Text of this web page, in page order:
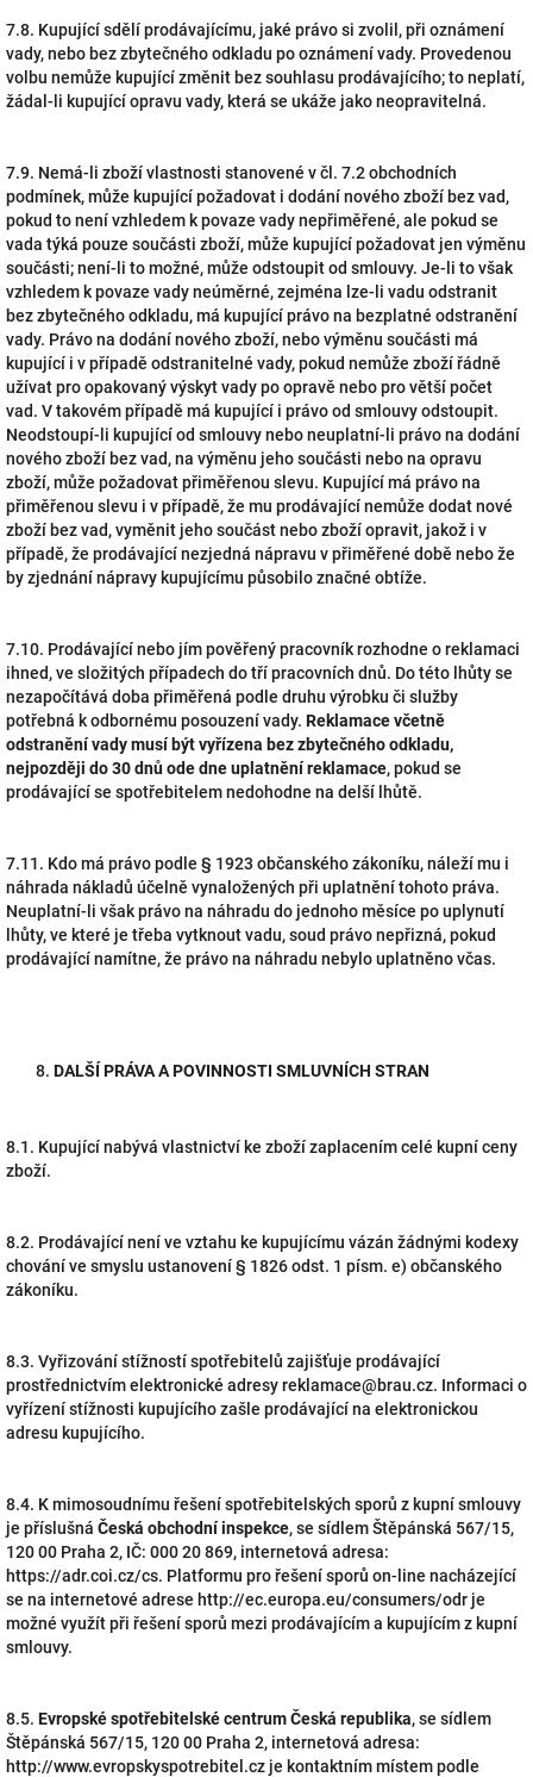
7.8. Kupující sdělí prodávajícímu, jaké právo si zvolil, při oznámení
vady, nebo bez zbytečného odkladu po oznámení vady. Provedenou
volbu nemůže kupující změnit bez souhlasu prodávajícího; to neplatí,
žádal-li kupující opravu vady, která se ukáže jako neopravitelná.
7.9. Nemá-li zboží vlastnosti stanovené v čl. 7.2 obchodních
podmínek, může kupující požadovat i dodání nového zboží bez vad,
pokud to není vzhledem k povaze vady nepřiměřené, ale pokud se
vada týká pouze součásti zboží, může kupující požadovat jen výměnu
součásti; není-li to možné, může odstoupit od smlouvy. Je-li to však
vzhledem k povaze vady neúměrné, zejména lze-li vadu odstranit
bez zbytečného odkladu, má kupující právo na bezplatné odstranění
vady. Právo na dodání nového zboží, nebo výměnu součásti má
kupující i v případě odstranitelné vady, pokud nemůže zboží řádně
užívat pro opakovaný výskyt vady po opravě nebo pro větší počet
vad. V takovém případě má kupující i právo od smlouvy odstoupit.
Neodstoupí-li kupující od smlouvy nebo neuplatní-li právo na dodání
nového zboží bez vad, na výměnu jeho součásti nebo na opravu
zboží, může požadovat přiměřenou slevu. Kupující má právo na
přiměřenou slevu i v případě, že mu prodávající nemůže dodat nové
zboží bez vad, vyměnit jeho součást nebo zboží opravit, jakož i v
případě, že prodávající nezjedná nápravu v přiměřené době nebo že
by zjednání nápravy kupujícímu působilo značné obtíže.
7.10. Prodávající nebo jím pověřený pracovník rozhodne o reklamaci
ihned, ve složitých případech do tří pracovních dnů. Do této lhůty se
nezapočítává doba přiměřená podle druhu výrobku či služby
potřebná k odbornému posouzení vady. Reklamace včetně
odstranění vady musí být vyřízena bez zbytečného odkladu,
nejpozději do 30 dnů ode dne uplatnění reklamace, pokud se
prodávající se spotřebitelem nedohodne na delší lhůtě.
7.11. Kdo má právo podle § 1923 občanského zákoníku, náleží mu i
náhrada nákladů účelně vynaložených při uplatnění tohoto práva.
Neuplatní-li však právo na náhradu do jednoho měsíce po uplynutí
lhůty, ve které je třeba vytknout vadu, soud právo nepřizná, pokud
prodávající namítne, že právo na náhradu nebylo uplatněno včas.
DALŠÍ PRÁVA A POVINNOSTI SMLUVNÍCH STRAN
8.1. Kupující nabývá vlastnictví ke zboží zaplacením celé kupní ceny
zboží.
8.2. Prodávající není ve vztahu ke kupujícímu vázán žádnými kodexy
chování ve smyslu ustanovení § 1826 odst. 1 písm. e) občanského
zákoníku.
8.3. Vyřizování stížností spotřebitelů zajišťuje prodávající
prostřednictvím elektronické adresy reklamace@brau.cz. Informaci o
vyřízení stížnosti kupujícího zašle prodávající na elektronickou
adresu kupujícího.
8.4. K mimosoudnímu řešení spotřebitelských sporů z kupní smlouvy
je příslušná Česká obchodní inspekce, se sídlem Štěpánská 567/15,
120 00 Praha 2, IČ: 000 20 869, internetová adresa:
https://adr.coi.cz/cs. Platformu pro řešení sporů on-line nacházející
se na internetové adrese http://ec.europa.eu/consumers/odr je
možné využít při řešení sporů mezi prodávajícím a kupujícím z kupní
smlouvy.
8.5. Evropské spotřebitelské centrum Česká republika, se sídlem
Štěpánská 567/15, 120 00 Praha 2, internetová adresa:
http://www.evropskyspotrebitel.cz je kontaktním místem podle